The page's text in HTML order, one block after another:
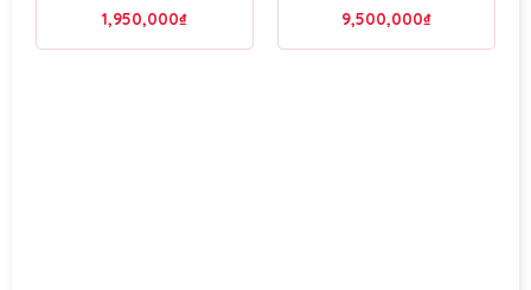
1,950,000₫ 9,500,000₫